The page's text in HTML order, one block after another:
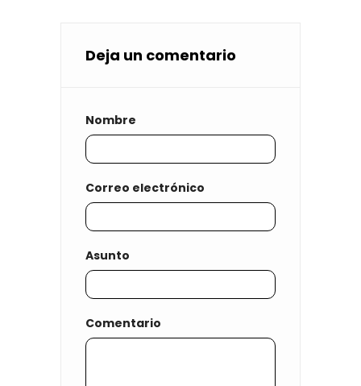
Deja un comentario
Nombre
Correo electrónico
Asunto
Comentario